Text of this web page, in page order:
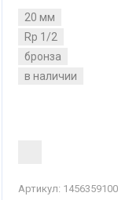
20 мм
Rp 1/2
бронза
в наличии
Артикул: